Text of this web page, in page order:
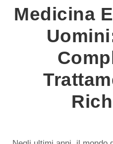
Medicina